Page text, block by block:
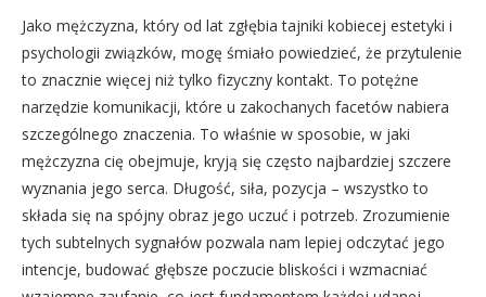
Jako mężczyzna, który od lat zgłębia tajniki kobiecej estetyki i
psychologii związków, mogę śmiało powiedzieć, że przytulenie
to znacznie więcej niż tylko fizyczny kontakt. To potężne
narzędzie komunikacji, które u zakochanych facetów nabiera
szczególnego znaczenia. To właśnie w sposobie, w jaki
mężczyzna cię obejmuje, kryją się często najbardziej szczere
wyznania jego serca. Długość, siła, pozycja – wszystko to
składa się na spójny obraz jego uczuć i potrzeb. Zrozumienie
tych subtelnych sygnałów pozwala nam lepiej odczytać jego
intencje, budować głębsze poczucie bliskości i wzmacniać